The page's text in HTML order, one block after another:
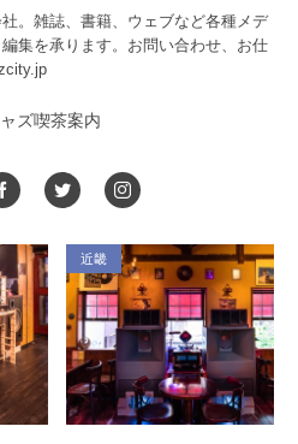
。雑誌、書籍、ウェブなど各種メデ
集を承ります。お問い合わせ、お仕
ズ喫茶案内
近畿